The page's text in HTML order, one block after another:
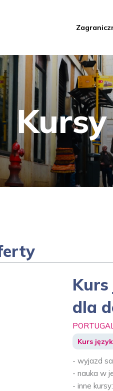
dla
Kurs
- wyjazd
- nauka w
- inne